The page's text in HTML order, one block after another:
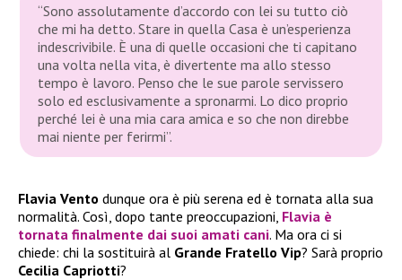
“Sono assolutamente d’accordo con lei su tutto ciò
che mi ha detto. Stare in quella Casa è un’esperienza
indescrivibile. È una di quelle occasioni che ti capitano
una volta nella vita, è divertente ma allo stesso
tempo è lavoro. Penso che le sue parole servissero
solo ed esclusivamente a spronarmi. Lo dico proprio
perché lei è una mia cara amica e so che non direbbe
mai niente per ferirmi”.
Flavia Vento dunque ora è più serena ed è tornata alla sua
normalità. Così, dopo tante preoccupazioni, Flavia è
tornata finalmente dai suoi amati cani. Ma ora ci si
chiede: chi la sostituirà al Grande Fratello Vip? Sarà proprio
Cecilia Capriotti?